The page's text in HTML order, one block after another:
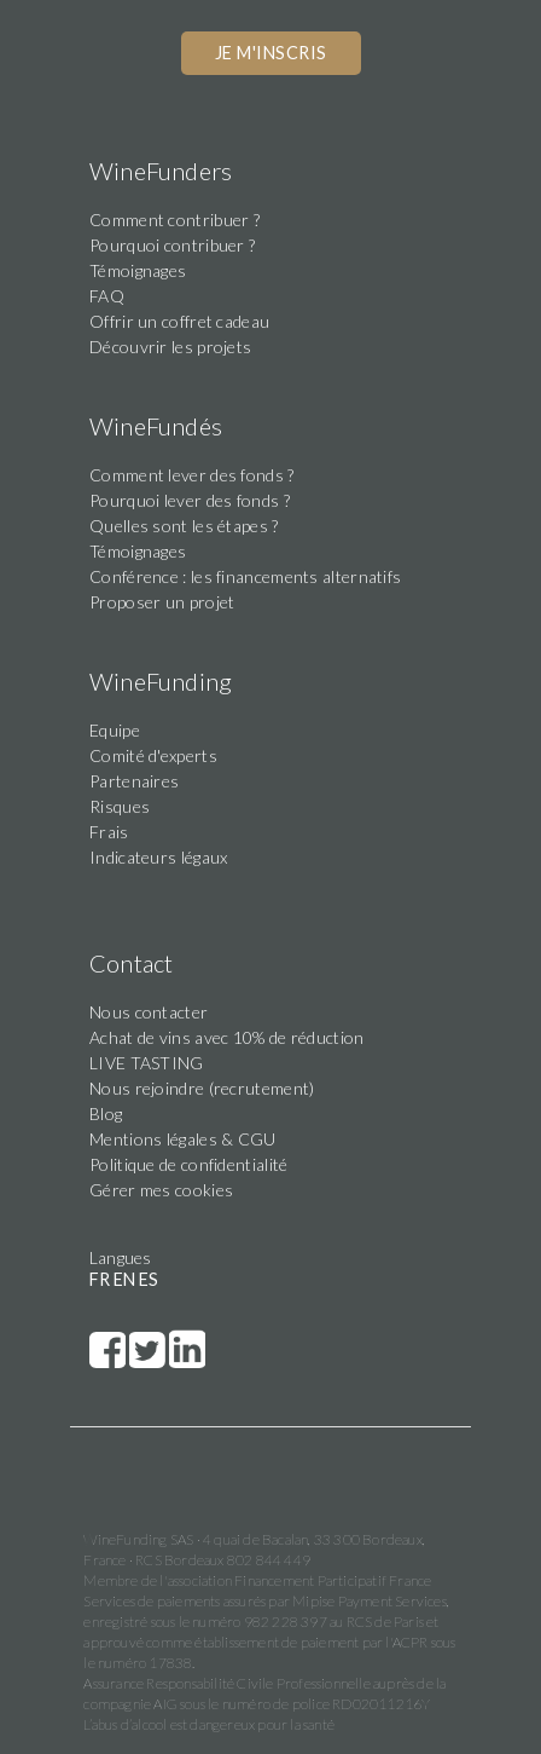
this
field
WineFunders
Comment contribuer ?
Pourquoi contribuer ?
Témoignages
FAQ
Offrir un coffret cadeau
Découvrir les projets
WineFundés
Comment lever des fonds ?
Pourquoi lever des fonds ?
Quelles sont les étapes ?
Témoignages
Conférence : les financements alternatifs
Proposer un projet
WineFunding
Equipe
Comité d'experts
Partenaires
Risques
Frais
Indicateurs légaux
Contact
Nous contacter
Achat de vins avec 10% de réduction
LIVE TASTING
Nous rejoindre (recrutement)
Blog
Mentions légales & CGU
Politique de confidentialité
Gérer mes cookies
Langues
FR EN ES
WineFunding SAS · 4 quai de Bacalan, 33 300 Bordeaux,
France · RCS Bordeaux 802 844 449
Membre de l'association Financement Participatif France
Services de paiements assurés par Mipise Payment Services,
enregistré sous le numéro 982 228 397 au RCS de Paris et
approuvé comme établissement de paiement par l'ACPR sous
le numéro 17838.
Assurance Responsabilité Civile Professionnelle auprès de la
compagnie AIG sous le numéro de police RD02011216Y
L’abus d’alcool est dangereux pour la santé